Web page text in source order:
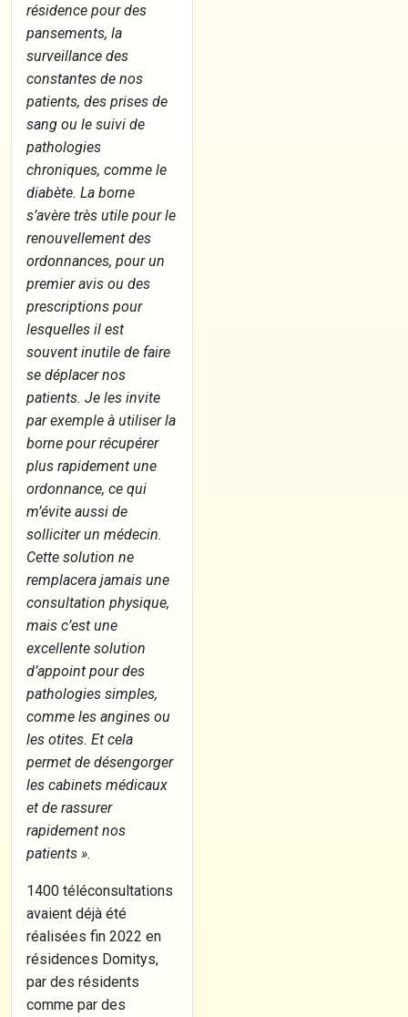
résidence pour des
pansements, la
surveillance des
constantes de nos
patients, des prises de
sang ou le suivi de
pathologies
chroniques, comme le
diabète. La borne
s’avère très utile pour le
renouvellement des
ordonnances, pour un
premier avis ou des
prescriptions pour
lesquelles il est
souvent inutile de faire
se déplacer nos
patients. Je les invite
par exemple à utiliser la
borne pour récupérer
plus rapidement une
ordonnance, ce qui
m’évite aussi de
solliciter un médecin.
Cette solution ne
remplacera jamais une
consultation physique,
mais c’est une
excellente solution
d’appoint pour des
pathologies simples,
comme les angines ou
les otites. Et cela
permet de désengorger
les cabinets médicaux
et de rassurer
rapidement nos
patients ».
1400 téléconsultations
avaient déjà été
réalisées fin 2022 en
résidences Domitys,
par des résidents
comme par des